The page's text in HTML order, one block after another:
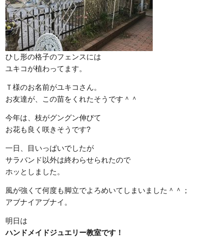
ひし形の格子のフェンスには
ユキコが植わってます。
Ｔ様のお名前がユキコさん。
お友達が、この苗をくれたそうです＾＾
今年は、枝がグングン伸びて
お花も良く咲きそうです?
一日、目いっぱいでしたが
サラバンド以外は終わらせられたので
ホッとしました。
風が強くて何度も脚立でよろめいてしまいました＾＾；
アブナイアブナイ。
明日は
ハンドメイドジュエリー教室です！